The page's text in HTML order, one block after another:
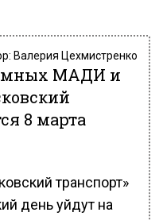
Валерия Цехмистренко
МАДИ и
8 марта
транспорт»
день уйдут на